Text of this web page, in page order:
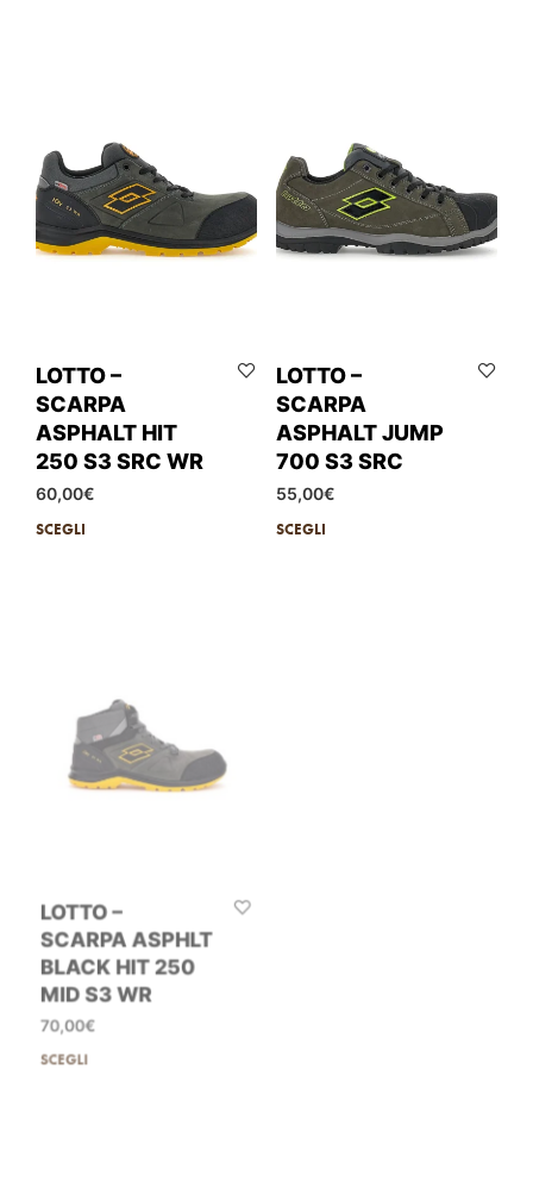
LOTTO –
SCARPA
ASPHALT HIT
250 S3 SRC WR
60,00€
SCEGLI
LOTTO –
SCARPA
ASPHALT JUMP
700 S3 SRC
55,00€
SCEGLI
LOTTO –
SCARPA ASPHLT
BLACK HIT 250
MID S3 WR
70,00€
SCEGLI